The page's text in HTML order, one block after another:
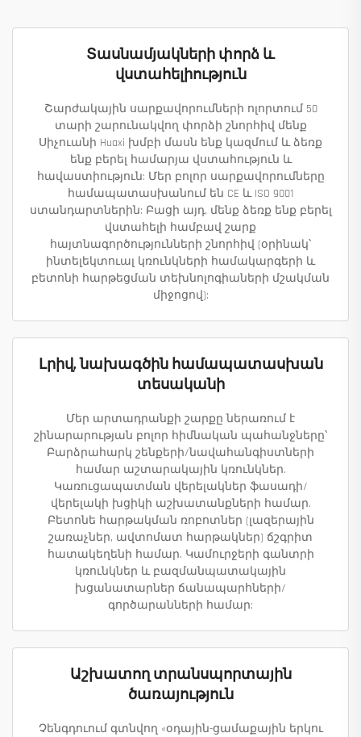
Տասնամյակների փորձ և
վստահելիություն
Շարժակային սարքավորումների ոլորտում 50
տարի շարունակվող փորձի շնորհիվ մենք
Սիչուանի Huaxi խմբի մասն ենք կազմում և ձեռք
ենք բերել համարյա վստահություն և
հավաստիություն: Մեր բոլոր սարքավորումները
համապատասխանում են CE և ISO 9001
ստանդարտներին: Բացի այդ, մենք ձեռք ենք բերել
վստահելի համբավ շարք
հայտնագործությունների շնորհիվ (օրինակ՝
ինտելեկտուալ կռունկների համակարգերի և
բետոնի հարթեցման տեխնոլոգիաների մշակման
միջոցով):
Լրիվ, նախագծին համապատասխան
տեսականի
Մեր արտադրանքի շարքը ներառում է
շինարարության բոլոր հիմնական պահանջները՝
Բարձրահարկ շենքերի/նավահանգիստների
համար աշտարակային կռունկներ.
Կառուցապատման վերելակներ ֆասադի/
վերելակի խցիկի աշխատանքների համար.
Բետոնե հարթակման ռոբոտներ (լազերային
շառաչներ, ավտոմատ հարթակներ) ճշգրիտ
հատակեղենի համար. Կամուրջերի գանտրի
կռունկներ և բազմանպատակային
խցանատարներ ճանապարհների/
գործարանների համար:
Աշխատող տրանսպորտային
ծառայություն
Չենգդուում գտնվող «օդային-ցամաքային երկու